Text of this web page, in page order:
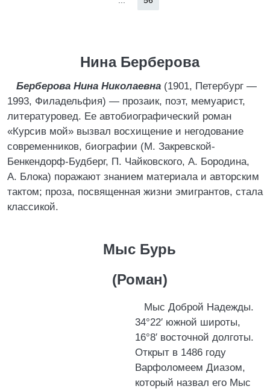
Нина Берберова
Берберова Нина Николаевна (1901, Петербург —
1993, Филадельфия) — прозаик, поэт, мемуарист,
литературовед. Ее автобиографический роман
«Курсив мой» вызвал восхищение и негодование
современников, биографии (М. Закревской-
Бенкендорф-Будберг, П. Чайковского, А. Бородина,
А. Блока) поражают знанием материала и авторским
тактом; проза, посвященная жизни эмигрантов, стала
классикой.
Мыс Бурь
(Роман)
Мыс Доброй Надежды.
34°22′ южной широты,
16°8′ восточной долготы.
Открыт в 1486 году
Варфоломеем Диазом,
который назвал его Мыс